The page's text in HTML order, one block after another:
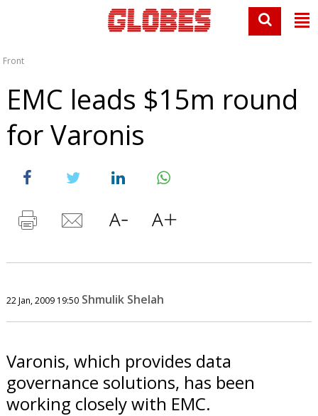
Front
EMC leads $15m round
for Varonis
22 Jan, 2009 19:50 Shmulik Shelah
Varonis, which provides data
governance solutions, has been
working closely with EMC.